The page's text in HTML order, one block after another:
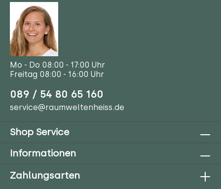
Mo - Do 08:00 - 17:00 Uhr
Freitag 08:00 - 16:00 Uhr
089 / 54 80 65 160
service@raumweltenheiss.de
Shop Service
Informationen
Zahlungsarten